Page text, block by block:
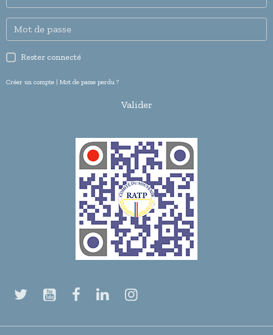
Rester connecté
Créer un compte | Mot de passe perdu ?
Valider